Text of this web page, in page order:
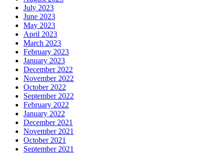
July 2023
June 2023
May 2023
April 2023
March 2023
February 2023
January 2023
December 2022
November 2022
October 2022
September 2022
February 2022
January 2022
December 2021
November 2021
October 2021
September 2021